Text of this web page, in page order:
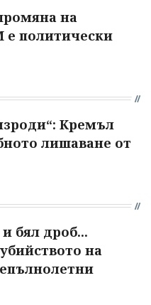
на
е политически
Кремъл
лишаване от
бял дроб...
на